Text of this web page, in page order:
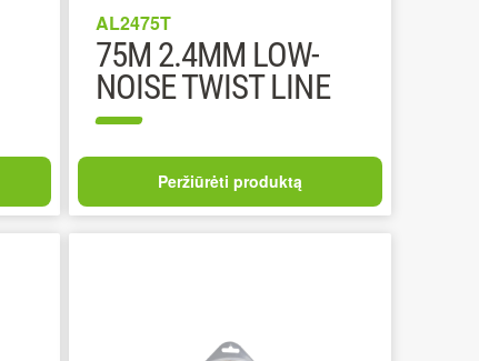
AL2475T
75M 2.4MM LOW-
NOISE TWIST LINE
Peržiūrėti produktą